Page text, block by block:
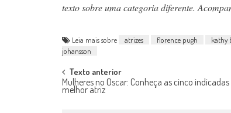
texto sobre uma categoria diferente.
Leia mais sobre atrizes florence pugh kathy
johansson
Post
navigation
Texto anterior
Mulheres no Oscar: Conheça as cinco
melhor atriz